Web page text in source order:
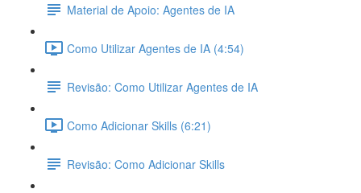
Material de Apoio: Agentes de IA
Como Utilizar Agentes de IA (4:54)
Revisão: Como Utilizar Agentes de IA
Como Adicionar Skills (6:21)
Revisão: Como Adicionar Skills